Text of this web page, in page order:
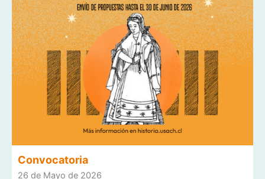
Convocatoria
26 de Mayo de 2026